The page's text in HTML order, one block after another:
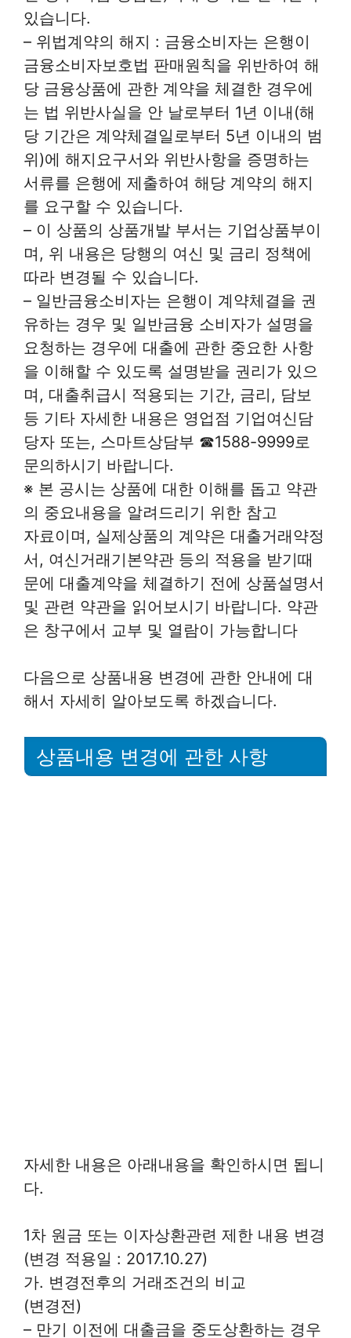
있습니다.
– 위법계약의 해지 : 금융소비자는 은행이
금융소비자보호법 판매원칙을 위반하여 해
당 금융상품에 관한 계약을 체결한 경우에
는 법 위반사실을 안 날로부터 1년 이내(해
당 기간은 계약체결일로부터 5년 이내의 범
위)에 해지요구서와 위반사항을 증명하는
서류를 은행에 제출하여 해당 계약의 해지
를 요구할 수 있습니다.
– 이 상품의 상품개발 부서는 기업상품부이
며, 위 내용은 당행의 여신 및 금리 정책에
따라 변경될 수 있습니다.
– 일반금융소비자는 은행이 계약체결을 권
유하는 경우 및 일반금융 소비자가 설명을
요청하는 경우에 대출에 관한 중요한 사항
을 이해할 수 있도록 설명받을 권리가 있으
며, 대출취급시 적용되는 기간, 금리, 담보
등 기타 자세한 내용은 영업점 기업여신담
당자 또는, 스마트상담부 ☎1588-9999로
문의하시기 바랍니다.
※ 본 공시는 상품에 대한 이해를 돕고 약관
의 중요내용을 알려드리기 위한 참고
자료이며, 실제상품의 계약은 대출거래약정
서, 여신거래기본약관 등의 적용을 받기때
문에 대출계약을 체결하기 전에 상품설명서
및 관련 약관을 읽어보시기 바랍니다. 약관
은 창구에서 교부 및 열람이 가능합니다
다음으로 상품내용 변경에 관한 안내에 대
해서 자세히 알아보도록 하겠습니다.
상품내용 변경에 관한 사항
자세한 내용은 아래내용을 확인하시면 됩니
다.
1차 원금 또는 이자상환관련 제한 내용 변경
(변경 적용일 : 2017.10.27)
가. 변경전후의 거래조건의 비교
(변경전)
– 만기 이전에 대출금을 중도상환하는 경우